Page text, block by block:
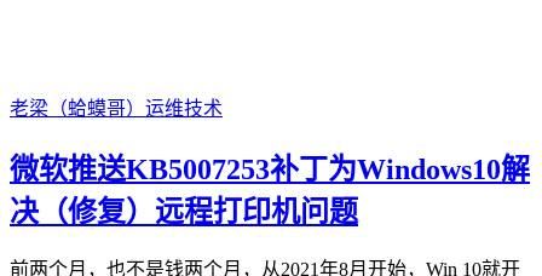
老梁（蛤蟆哥） 运维技术
微软推送KB5007253补丁为Windows10解
决（修复）远程打印机问题
前两个月，也不是钱两个月，从2021年8月开始，Win 10就开